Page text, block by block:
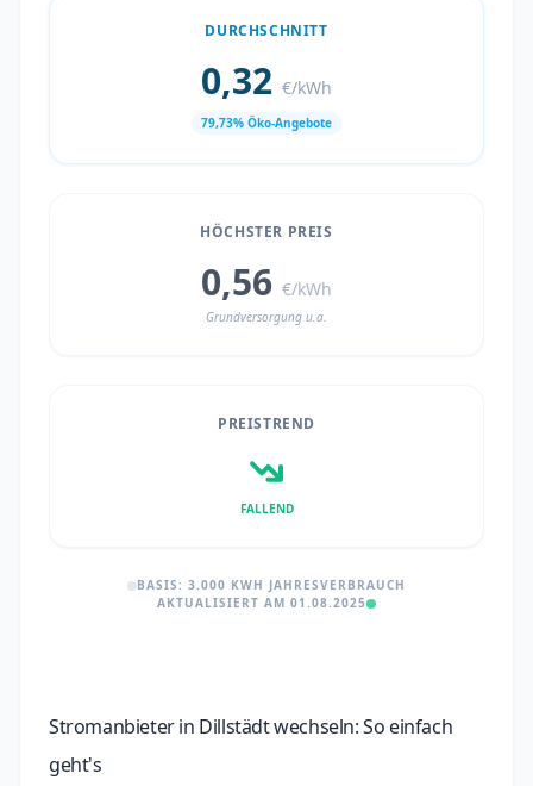
DURCHSCHNITT
0,32 €/kWh
79,73% Öko-Angebote
HÖCHSTER PREIS
0,56 €/kWh
Grundversorgung u.a.
PREISTREND
FALLEND
BASIS: 3.000 KWH JAHRESVERBRAUCH
AKTUALISIERT AM 01.08.2025
Stromanbieter in Dillstädt wechseln: So einfach
geht's